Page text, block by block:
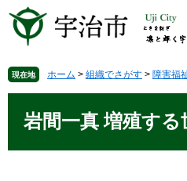
先を 現在地 ホーム > 組織でさがす > 障害福
岩間一真 増殖する